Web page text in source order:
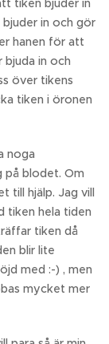
tiken bjuder in
bjuder in och gör
hanen för att
bjuda in och
över tikens
tiken i öronen
noga
på blodet. Om
till hjälp. Jag vill
tiken hela tiden
tiken då
blir lite
med :-) , men
mycket mer